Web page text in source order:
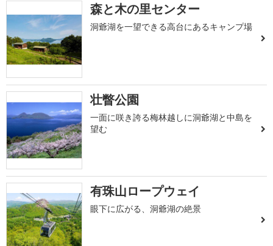
森と木の里センター
洞爺湖を一望できる高台にあるキャンプ場
壮瞥公園
一面に咲き誇る梅林越しに洞爺湖と中島を
望む
有珠山ロープウェイ
眼下に広がる、洞爺湖の絶景